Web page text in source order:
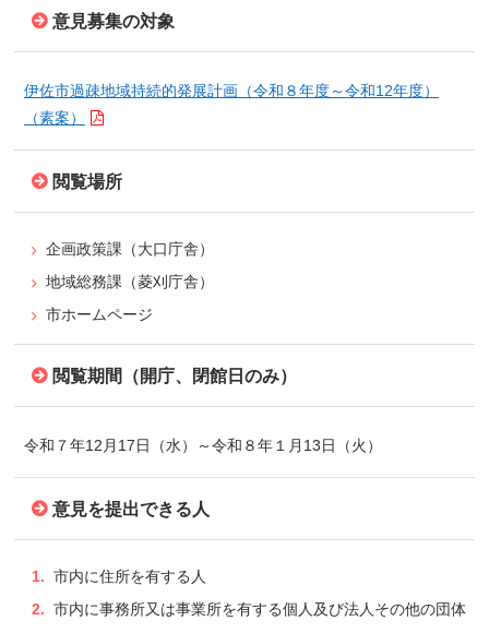
意見募集の対象
伊佐市過疎地域持続的発展計画（令和８年度～令和12年度）
（素案）
閲覧場所
企画政策課（大口庁舎）
地域総務課（菱刈庁舎）
市ホームページ
閲覧期間（開庁、閉館日のみ）
令和７年12月17日（水）～令和８年１月13日（火）
意見を提出できる人
市内に住所を有する人
市内に事務所又は事業所を有する個人及び法人その他の団体